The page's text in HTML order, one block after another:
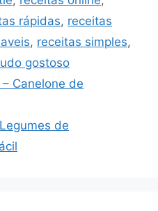
rápidas, receitas
, receitas simples,
gostoso
Canelone de
de